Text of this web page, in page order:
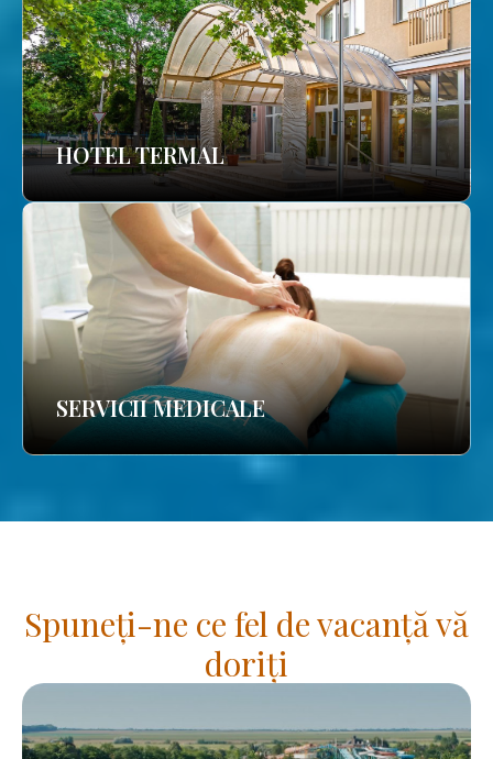
HOTEL TERMAL
SERVICII MEDICALE
Spuneți-ne ce fel de vacanță vă
doriți